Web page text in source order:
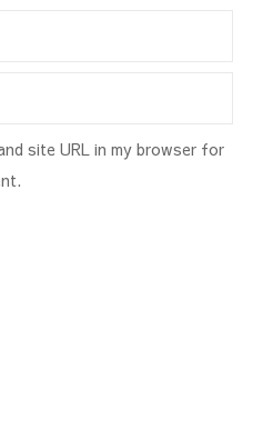
site URL in my browser for